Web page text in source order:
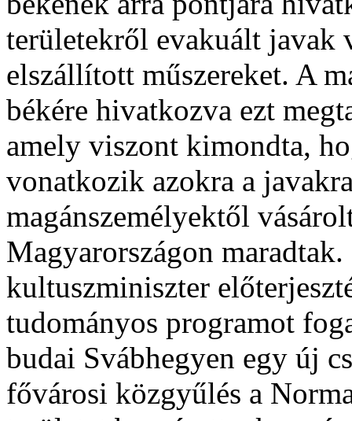
területekről evakuált javak
elszállított műszereket. A
békére hivatkozva ezt
amely viszont kimondta,
vonatkozik azokra a
magánszemélyektől
Magyarországon
kultuszminiszter
tudományos programot
budai Svábhegyen egy új
fővárosi közgyűlés a